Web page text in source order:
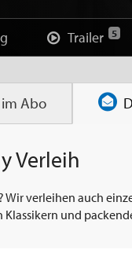
Trailer 5
Abo
Verleih
Wir verleihen auch
und